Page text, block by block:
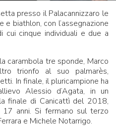
presso il Palacannizzaro le
biathlon, con l’assegnazione
cinque individuali e due a
carambola tre sponde, Marco
trionfo al suo palmarès,
In finale, il pluricampione ha
Alessio d’Agata, in un
finale di Canicattì del 2018,
17 anni. Si fermano sul terzo
e Michele Notarrigo.